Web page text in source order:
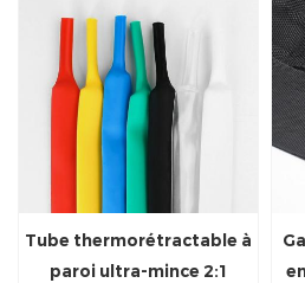
Tube thermorétractable à
paroi ultra-mince 2:1